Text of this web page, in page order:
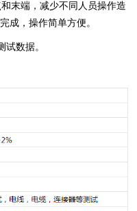
末端，减少不同人员操作造
成，操作简单方便。
数据。